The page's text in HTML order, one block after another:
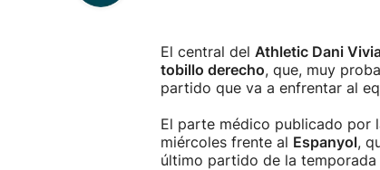
El central del Athletic Dani
tobillo derecho, que, muy
partido que va a enfrentar al
El parte médico publicado por
miércoles frente al Espanyol,
último partido de la temporada